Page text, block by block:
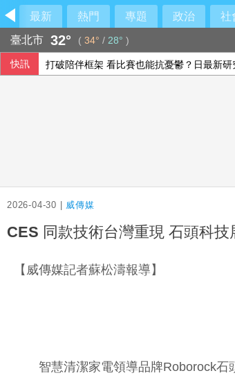
最新 熱門 專題 政治 社
臺北市 32° ( 34° / 28° )
快訊 打破陪伴框架 看比賽也能抗憂鬱？日最新
2026-04-30 | 威傳媒
CES 同款技術台灣重現 石頭科
【威傳媒記者蘇松濤報導】
智慧清潔家電領導品牌Roborock石頭